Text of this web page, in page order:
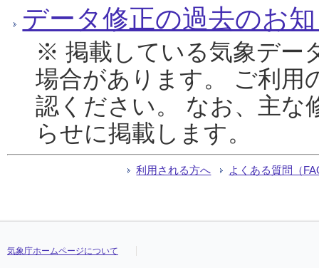
データ修正の過去のお
※ 掲載している気象デー
場合があります。 ご利用
認ください。 なお、主な
らせに掲載します。
利用される方へ よくある質問（
気象庁ホームページについて